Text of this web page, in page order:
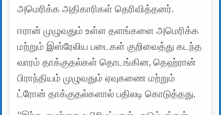
அமெரிக்க அதிகாரிகள் தெரிவித்தனர்.
ஈரான் முழுவதும் உள்ள தளங்களை அமெரிக்க
மற்றும் இஸ்ரேலிய படைகள் குறிவைத்து கடந்த
வாரம் தாக்குதல்கள் தொடங்கின, தெஹ்ரான்
பிராந்தியம் முழுவதும் ஏவுகணை மற்றும்
ட்ரோன் தாக்குதல்களால் பதிலடி கொடுத்தது.